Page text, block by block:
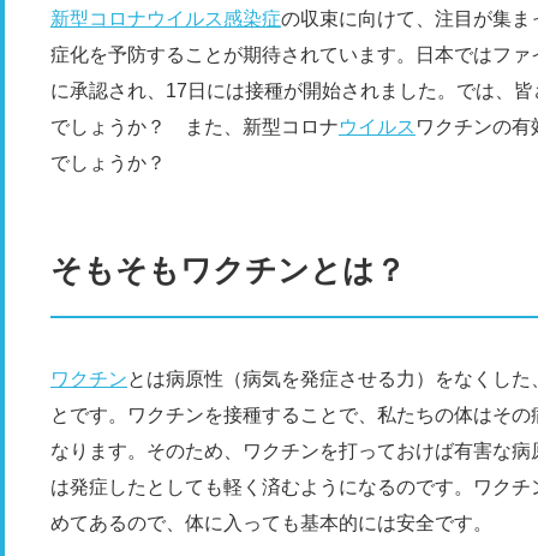
新型コロナウイルス感染症の収束に向けて、注目が集ま
症化を予防することが期待されています。日本ではフ
に承認され、17日には接種が開始されました。では、
でしょうか？ また、新型コロナウイルス ワクチンの
でしょうか？
そもそもワクチンとは？
ワクチンとは病原性（病気を発症させる力）をなくし
とです。ワクチンを接種することで、私たちの体はそ
なります。そのため、ワクチンを打っておけば有害な
は発症したとしても軽く済むようになるのです。ワク
めてあるので、体に入っても基本的には安全です。